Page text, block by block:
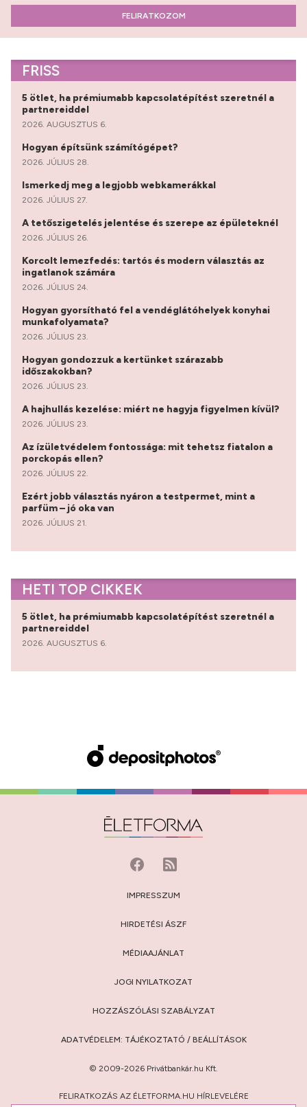
FELIRATKOZOM
FRISS
5 ötlet, ha prémiumabb kapcsolatépítést szeretnél a
partnereiddel
2026. AUGUSZTUS 6.
Hogyan építsünk számítógépet?
2026. JÚLIUS 28.
Ismerkedj meg a legjobb webkamerákkal
2026. JÚLIUS 27.
A tetőszigetelés jelentése és szerepe az épületeknél
2026. JÚLIUS 26.
Korcolt lemezfedés: tartós és modern választás az
ingatlanok számára
2026. JÚLIUS 24.
Hogyan gyorsítható fel a vendéglátóhelyek konyhai
munkafolyamata?
2026. JÚLIUS 23.
Hogyan gondozzuk a kertünket szárazabb
időszakokban?
2026. JÚLIUS 23.
A hajhullás kezelése: miért ne hagyja figyelmen kívül?
2026. JÚLIUS 23.
Az ízületvédelem fontossága: mit tehetsz fiatalon a
porckopás ellen?
2026. JÚLIUS 22.
Ezért jobb választás nyáron a testpermet, mint a
parfüm – jó oka van
2026. JÚLIUS 21.
HETI TOP CIKKEK
5 ötlet, ha prémiumabb kapcsolatépítést szeretnél a
partnereiddel
2026. AUGUSZTUS 6.
IMPRESSZUM
HIRDETÉSI ÁSZF
MÉDIAAJÁNLAT
JOGI NYILATKOZAT
HOZZÁSZÓLÁSI SZABÁLYZAT
ADATVÉDELEM: TÁJÉKOZTATÓ / BEÁLLÍTÁSOK
© 2009-2026 Privátbankár.hu Kft.
FELIRATKOZÁS AZ ÉLETFORMA.HU HÍRLEVELÉRE